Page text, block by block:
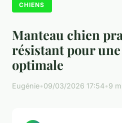
CHIENS
Manteau chien
résistant pour
optimale
Eugénie•09/03/2026 17:54•9